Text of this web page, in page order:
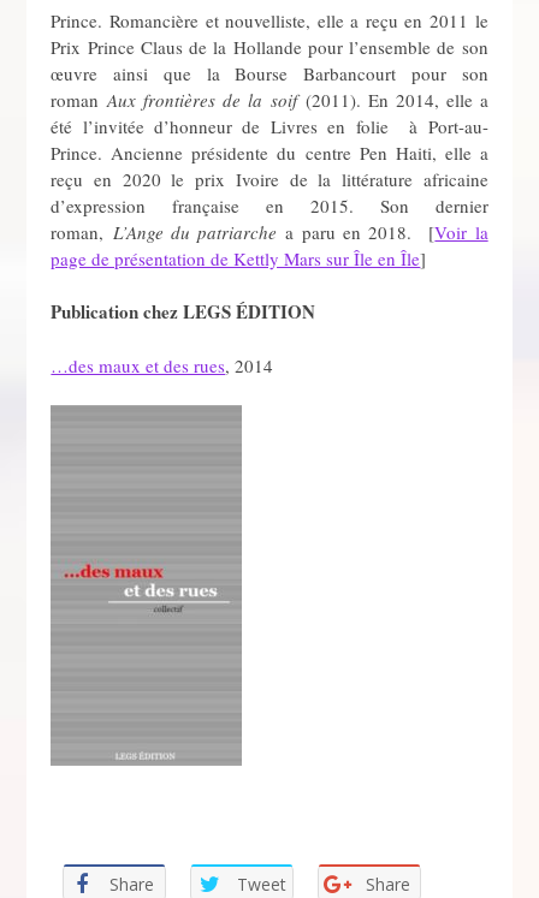
Prince. Romancière et nouvelliste, elle a reçu en 2011 le
Prix Prince Claus de la Hollande pour l’ensemble de son
œuvre ainsi que la Bourse Barbancourt pour son
romanAux frontières de la soif(2011). En 2014, elle a
été l’invitée d’honneur de Livres en folie à Port-au-
Prince. Ancienne présidente du centre Pen Haiti, elle a
reçu en 2020 le prix Ivoire de la littérature africaine
d’expression française en 2015. Son dernier
roman, L’Ange du patriarchea paru en 2018. [Voir la
page de présentation de Kettly Mars sur Île en Île]
Publication chez LEGS ÉDITION
…des maux et des rues, 2014
Share Tweet Share